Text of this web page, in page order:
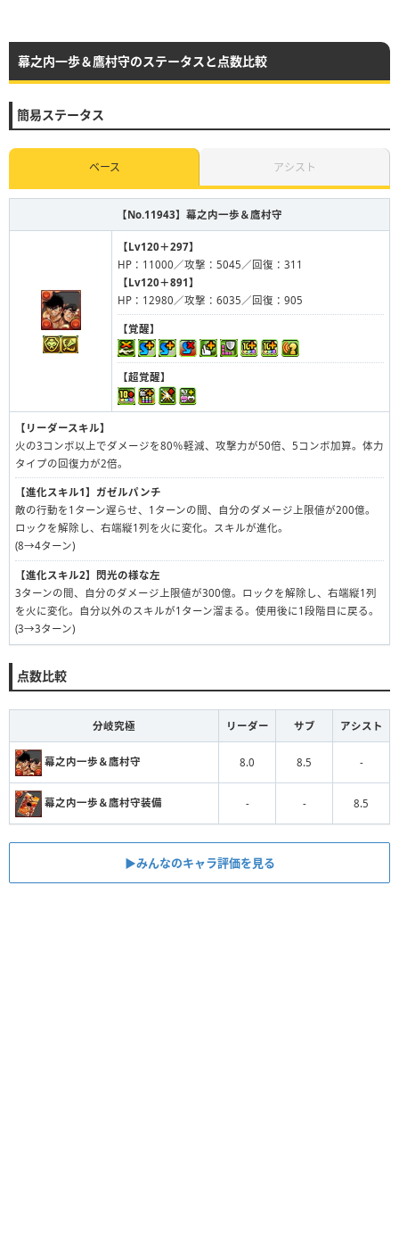
幕之内一歩＆鷹村守のステータスと点数比較
簡易ステータス
ベース アシスト
【No.11943】 幕之内一歩＆鷹村守
【Lv120＋297】
HP：11000／攻撃：5045／回復：311
【Lv120＋891】
HP：12980／攻撃：6035／回復：905
【覚醒】
【超覚醒】
【リーダースキル】
火の3コンボ以上でダメージを80％軽減、攻撃力が50倍、5コンボ加算。体力
タイプの回復力が2倍。
【進化スキル1】 ガゼルパンチ
敵の行動を1ターン遅らせ、1ターンの間、自分のダメージ上限値が200億。
ロックを解除し、右端縦1列を火に変化。スキルが進化。
(8→4ターン)
【進化スキル2】 閃光の様な左
3ターンの間、自分のダメージ上限値が300億。ロックを解除し、右端縦1列
を火に変化。自分以外のスキルが1ターン溜まる。使用後に1段階目に戻る。
(3→3ターン)
点数比較
分岐究極 リーダー サブ アシスト
幕之内一歩＆鷹村守 8.0 8.5 -
幕之内一歩＆鷹村守装備 - - 8.5
▶︎みんなのキャラ評価を見る